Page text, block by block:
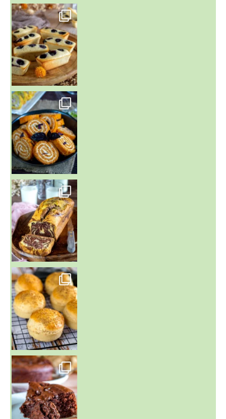
~ FINANCIERS MYRTILLES ET CITRON ~
Aujourd'hu
~ BUNS MAISON ~
Un peu de boulange par ici au
~ GÂTEAU FONDANT CHOCO NOISETTE ~
C'est lundi